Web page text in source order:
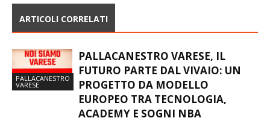
ARTICOLI CORRELATI
PALLACANESTRO
VARESE
PALLACANESTRO VARESE, IL
FUTURO PARTE DAL VIVAIO: UN
PROGETTO DA MODELLO
EUROPEO TRA TECNOLOGIA,
ACADEMY E SOGNI NBA